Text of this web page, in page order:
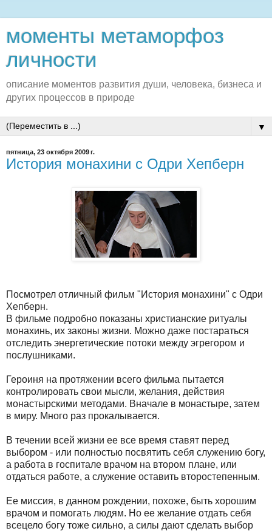
моменты метаморфоз
личности
описание моментов развития души, человека, бизнеса и
других процессов в природе
▼
пятница, 23 октября 2009 г.
История монахини с Одри Хепберн
Посмотрел отличный фильм "История монахини" с Одри
Хепберн.
В фильме подробно показаны христианские ритуалы
монахинь, их законы жизни. Можно даже постараться
отследить энергетические потоки между эгрегором и
послушниками.
Героиня на протяжении всего фильма пытается
контролировать свои мысли, желания, действия
монастырскими методами. Вначале в монастыре, затем
в миру. Много раз прокалывается.
В течении всей жизни ее все время ставят перед
выбором - или полностью посвятить себя служению богу,
а работа в госпитале врачом на втором плане, или
отдаться работе, а служение оставить второстепенным.
Ее миссия, в данном рождении, похоже, быть хорошим
врачом и помогать людям. Но ее желание отдать себя
всецело богу тоже сильно, а силы дают сделать выбор